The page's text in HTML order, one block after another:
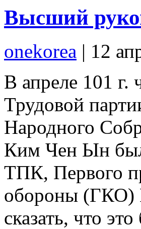
Высший
onekorea | 12
В апреле 101 г.
Трудовой
Народного
Ким Чен Ын был
ТПК, Первого
обороны (ГКО)
сказать, что